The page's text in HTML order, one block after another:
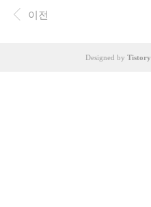
이전
Designed by Tistory